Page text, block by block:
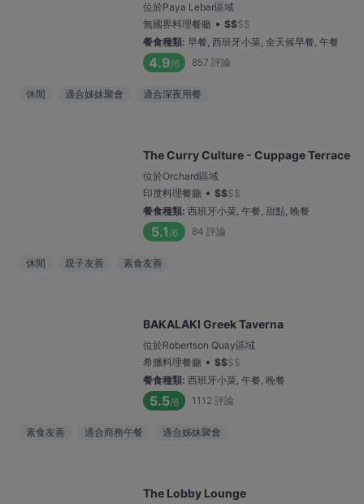
位於Paya Lebar區域
無國界料理餐廳 • $$$$
餐食種類: 早餐, 西班牙小菜, 全天候早餐, 午餐
4.9/6 857 評論
休閒 適合姊妹聚會 適合深夜用餐
The Curry Culture - Cuppage Terrace
位於Orchard區域
印度料理餐廳 • $$$$
餐食種類: 西班牙小菜, 午餐, 甜點, 晚餐
5.1 /6 84 評論
休閒 親子友善 素食友善
BAKALAKI Greek Taverna
位於Robertson Quay區域
希臘料理餐廳 • $$$$
餐食種類: 西班牙小菜, 午餐, 晚餐
5.5/6 1112 評論
素食友善 適合商務午餐 適合姊妹聚會
The Lobby Lounge